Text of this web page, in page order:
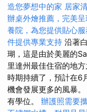
造您夢想中的家 居家
辦桌外燴推薦，完美
養院，為您提供貼心服
件提供專業支持 沿著
瑚，這是由於美麗的
里達州最佳住宿的地
時期持續了，預計在6
機會發展更多的風暴
有學位。 辦護照需要